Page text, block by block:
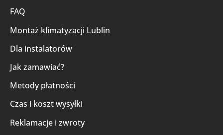
FAQ
Montaż klimatyzacji Lublin
Dla instalatorów
Jak zamawiać?
Metody płatności
Czas i koszt wysyłki
Reklamacje i zwroty